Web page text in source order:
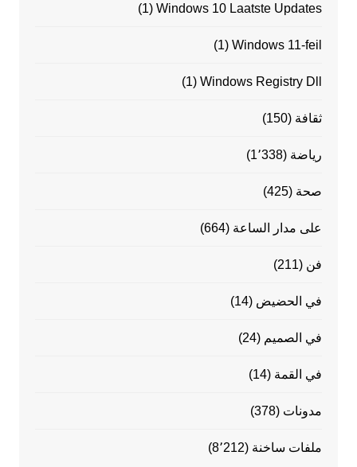
Windows 10 Laatste Updates
(1)
Windows 11-feil
(1)
Windows Registry Dll
(1)
ثقافة (150)
رياضة (1٬338)
صحة (425)
على مدار الساعة (664)
فن (211)
في الحضيض (14)
في الصميم (24)
في القمة (14)
مدونات (378)
ملفات ساخنة (8٬212)